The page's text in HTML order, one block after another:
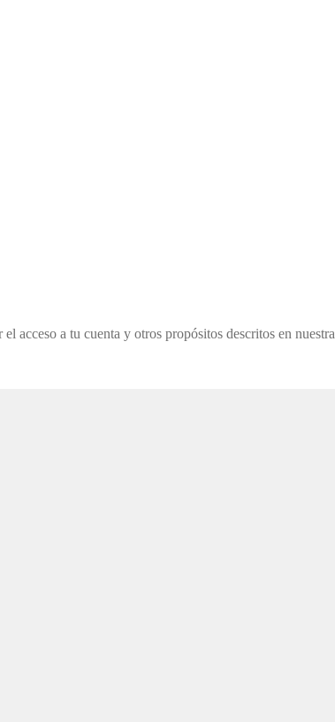
acceso a tu cuenta y otros propósitos descritos en nuestra